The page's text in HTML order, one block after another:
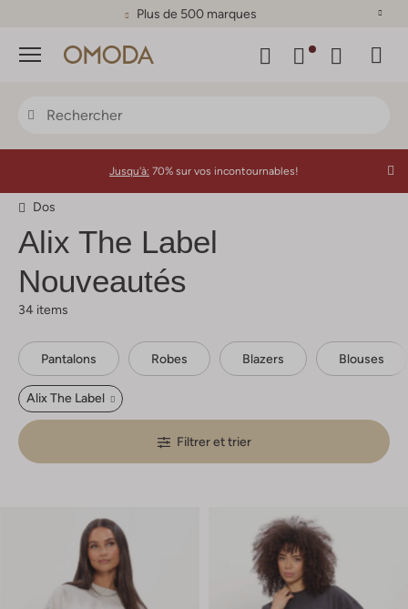
Plus de 500 marques
Menu
Jusqu'à: 70% sur vos incontournables!
Dos
Alix The Label
Nouveautés
34 items
Pantalons Robes Blazers Blouses
Alix The Label
Filtrer et trier